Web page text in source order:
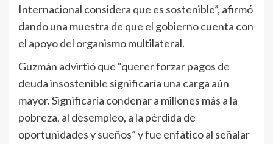
Internacional considera que es sostenible”, afirmó
dando una muestra de que el gobierno cuenta con
el apoyo del organismo multilateral.
Guzmán advirtió que “querer forzar pagos de
deuda insostenible significaría una carga aún
mayor. Significaría condenar a millones más a la
pobreza, al desempleo, a la pérdida de
oportunidades y sueños” y fue enfático al señalar